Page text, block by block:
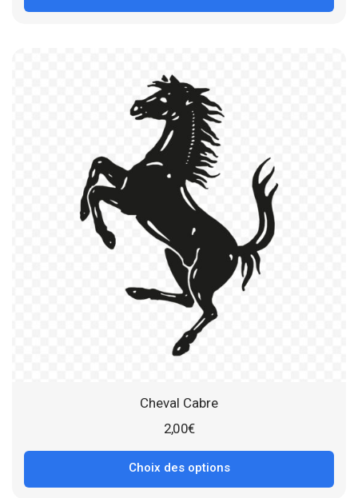
Cheval Cabre
2,00€
Choix des options